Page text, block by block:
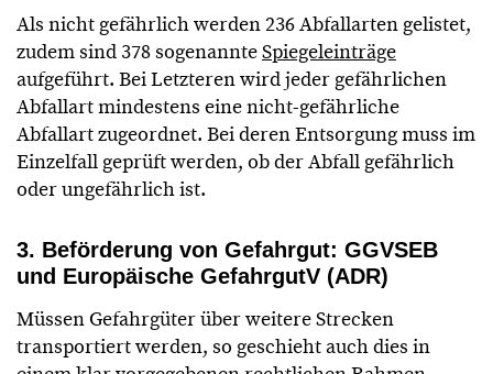
Als nicht gefährlich werden 236 Abfallarten gelistet,
zudem sind 378 sogenannteSpiegeleinträge
aufgeführt. Bei Letzteren wird jeder gefährlichen
Abfallart mindestens eine nicht-gefährliche
Abfallart zugeordnet. Bei deren Entsorgung muss im
Einzelfall geprüft werden, ob der Abfall gefährlich
oder ungefährlich ist.
3. Beförderung von Gefahrgut: GGVSEB
und Europäische GefahrgutV (ADR)
Müssen Gefahrgüter über weitere Strecken
transportiert werden, so geschieht auch dies in